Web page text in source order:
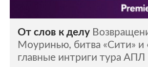
От слов к делу
Моуринью, битва «Сити» и
главные интриги тура АПЛ